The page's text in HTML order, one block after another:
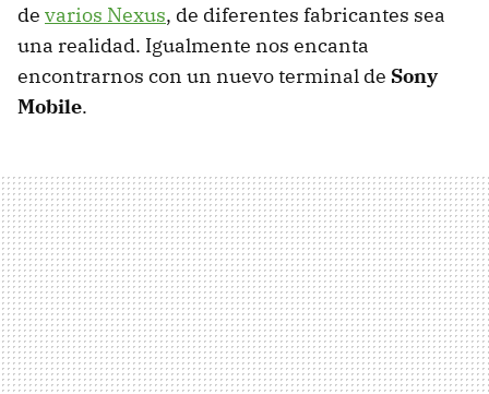
de varios Nexus, de diferentes fabricantes sea
una realidad. Igualmente nos encanta
encontrarnos con un nuevo terminal de Sony
Mobile.